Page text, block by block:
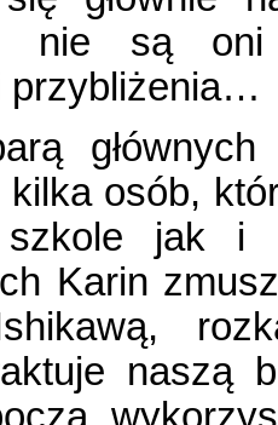
nie są oni
przybliżenia…
kilka osób,
jak i
Karin
naszą